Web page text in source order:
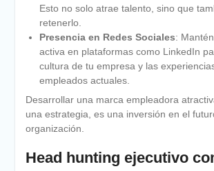
Esto no solo atrae talento, sino que
retenerlo.
Presencia en Redes Sociales:
activa en plataformas como LinkedIn
cultura de tu empresa y las
empleados actuales.
Desarrollar una marca empleadora
una estrategia, es una inversión en el
organización.
Head hunting ejecutivo